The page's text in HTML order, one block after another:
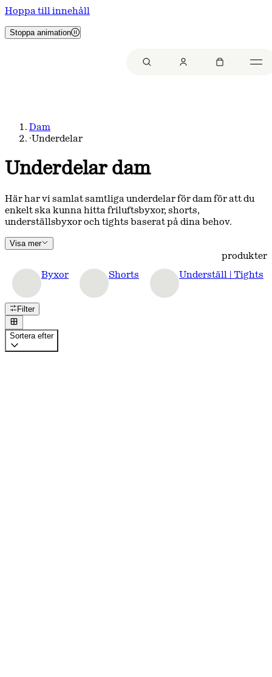
Hoppa till innehåll
Stoppa animation
Dam
·Underdelar
Underdelar dam
Här har vi samlat samtliga underdelar för dam för att du
enkelt ska kunna hitta friluftsbyxor, shorts,
underställsbyxor och tights baserat på dina behov.
Visa mer
produkter
Byxor
Shorts Underställ | Tights
Filter
Sortera efter